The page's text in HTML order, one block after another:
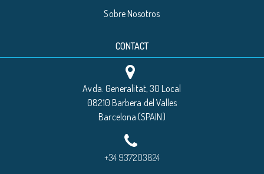
Sobre Nosotros
CONTACT
Avda. Generalitat, 30 Local
08210 Barbera del Valles
Barcelona (SPAIN)
+34 937203824